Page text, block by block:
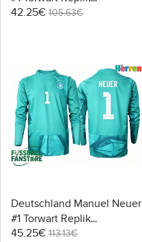
Heimtrikot WM 2026
42.25€ 105.63€
Deutschland Manuel Neuer
#1 Torwart Replik
Heimtrikot WM 2026
45.25€ 113.13€